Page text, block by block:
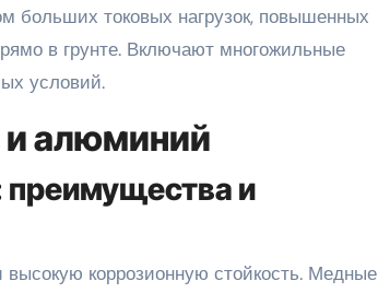
больших токовых нагрузок, повышенных
в грунте. Включают многожильные
условий.
алюминий
преимущества и
коррозионную стойкость. Медные